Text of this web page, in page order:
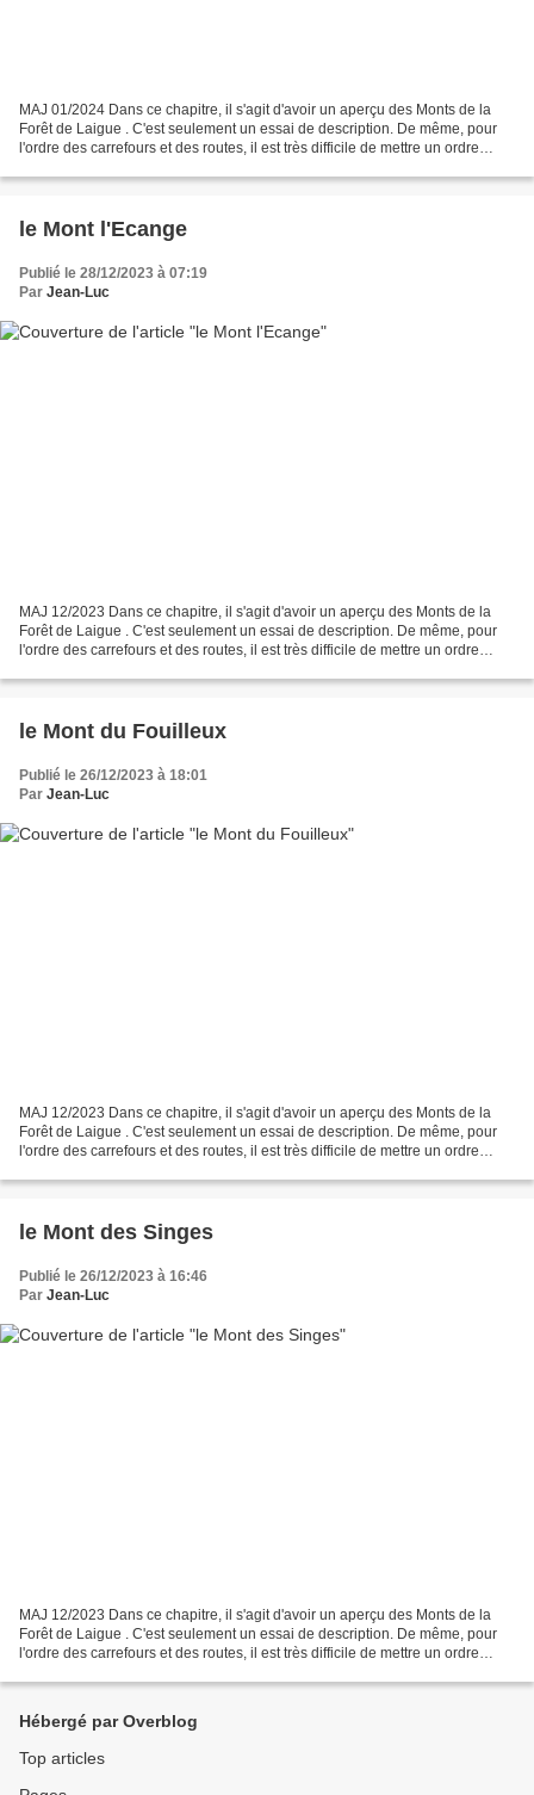
MAJ 01/2024 Dans ce chapitre, il s'agit d'avoir un aperçu des Monts de la
Forêt de Laigue . C'est seulement un essai de description. De même, pour
l'ordre des carrefours et des routes, il est très difficile de mettre un ordre
le Mont l'Ecange
Publié le 28/12/2023 à 07:19
Par Jean-Luc
MAJ 12/2023 Dans ce chapitre, il s'agit d'avoir un aperçu des Monts de la
Forêt de Laigue . C'est seulement un essai de description. De même, pour
l'ordre des carrefours et des routes, il est très difficile de mettre un ordre
le Mont du Fouilleux
Publié le 26/12/2023 à 18:01
Par Jean-Luc
MAJ 12/2023 Dans ce chapitre, il s'agit d'avoir un aperçu des Monts de la
Forêt de Laigue . C'est seulement un essai de description. De même, pour
l'ordre des carrefours et des routes, il est très difficile de mettre un ordre
le Mont des Singes
Publié le 26/12/2023 à 16:46
Par Jean-Luc
MAJ 12/2023 Dans ce chapitre, il s'agit d'avoir un aperçu des Monts de la
Forêt de Laigue . C'est seulement un essai de description. De même, pour
l'ordre des carrefours et des routes, il est très difficile de mettre un ordre
Hébergé par Overblog
Top articles